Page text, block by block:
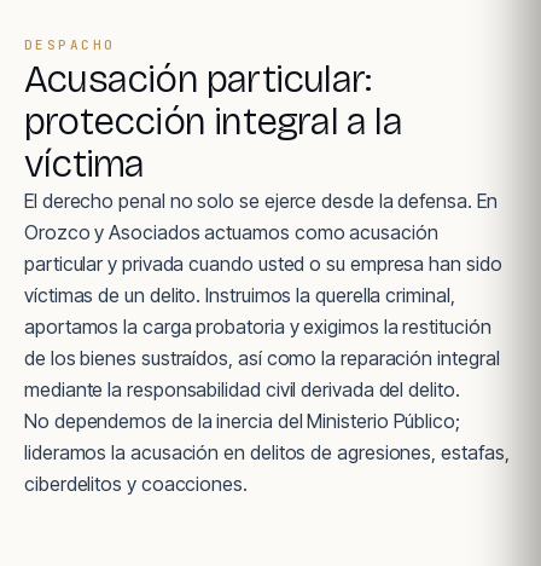
DESPACHO
Acusación particular:
protección integral a la
víctima
El derecho penal no solo se ejerce desde la defensa. En
Orozco y Asociados actuamos como acusación
particular y privada cuando usted o su empresa han sido
víctimas de un delito. Instruimos la querella criminal,
aportamos la carga probatoria y exigimos la restitución
de los bienes sustraídos, así como la reparación integral
mediante la responsabilidad civil derivada del delito.
No dependemos de la inercia del Ministerio Público;
lideramos la acusación en delitos de agresiones, estafas,
ciberdelitos y coacciones.